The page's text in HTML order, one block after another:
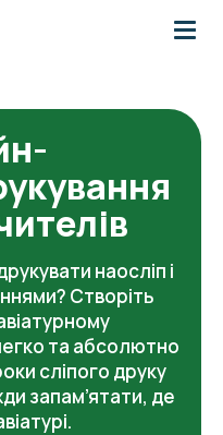
наосліп і
Створіть
та абсолютно
сліпого друку
запам’ятати, де